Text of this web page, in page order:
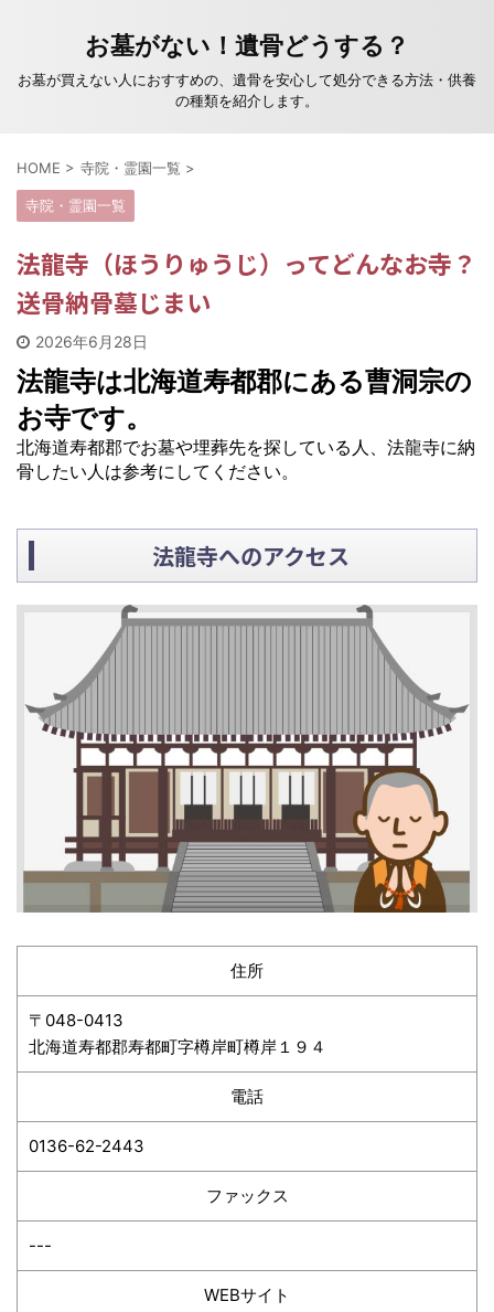
お墓がない！遺骨どうする？
お墓が買えない人におすすめの、遺骨を安心して処分できる方法・供養
の種類を紹介します。
HOME > 寺院・霊園一覧 >
寺院・霊園一覧
法龍寺（ほうりゅうじ）ってどんなお寺？
送骨納骨墓じまい
2026年6月28日
法龍寺は北海道寿都郡にある曹洞宗の
お寺です。
北海道寿都郡でお墓や埋葬先を探している人、法龍寺に納
骨したい人は参考にしてください。
法龍寺へのアクセス
住所
〒048-0413
北海道寿都郡寿都町字樽岸町樽岸１９４
電話
0136-62-2443
ファックス
---
WEBサイト